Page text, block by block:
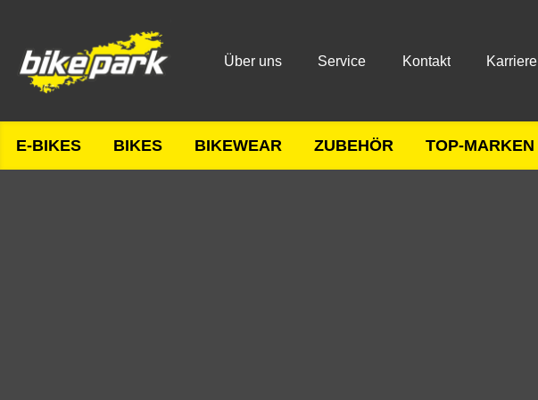
Über uns Service Kontakt Karriere
E-BIKES BIKES BIKEWEAR ZUBEHÖR TOP-MARKEN